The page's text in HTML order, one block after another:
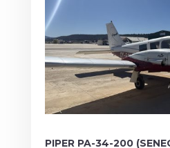
PIPER PA-34-200